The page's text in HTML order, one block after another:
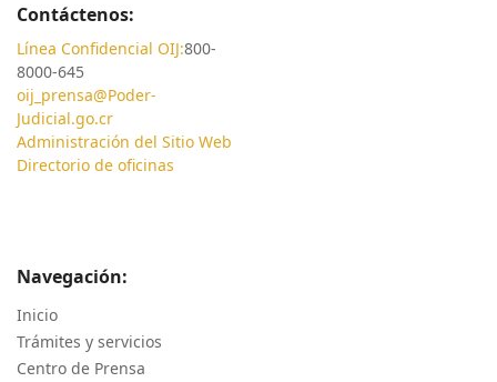
Contáctenos:
Línea Confidencial OIJ:800-
8000-645
oij_prensa@Poder-
Judicial.go.cr
Administración del Sitio Web
Directorio de oficinas
Navegación:
Inicio
Trámites y servicios
Centro de Prensa